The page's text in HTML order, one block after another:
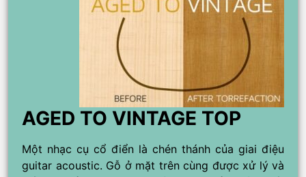
AGED TO VINTAGE TOP
Một nhạc cụ cổ điển là chén thánh của giai điệu
guitar acoustic. Gỗ ở mặt trên cùng được xử lý và